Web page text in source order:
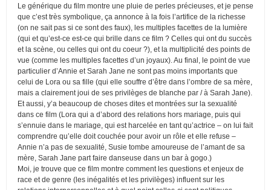
Le générique du film montre une pluie de perles précieuses, et je pense
que c’est très symbolique, ça annonce à la fois l’artifice de la richesse
(on ne sait pas si ce sont des faux), les multiples facettes de la lumière
(qui et qu’est-ce est-ce qui brille dans ce film ? Celles qui ont du succès
et la scène, ou celles qui ont du coeur ?), et la multiplicité des points de
vue (comme les multiples facettes d’un joyaux). Au final, le point de vue
particulier d’Annie et Sarah Jane ne sont pas moins importants que
celui de Lora ou sa fille (qui elle souffre d’être dans l’ombre de sa mère,
mais a clairement joui de ses privilèges de blanche par / à Sarah Jane).
Et aussi, y’a beaucoup de choses dites et montrées sur la sexualité
dans ce film (Lora qui a d’abord des relations hors mariage, puis qui
s’ennuie dans le mariage, qui est harcelée en tant qu’actrice – on lui fait
comprendre qu’elle doit couchée pour avoir un rôle et elle refuse –
Annie n’a pas de sexualité, Susie tombe amoureuse de l’amant de sa
mère, Sarah Jane part faire danseuse dans un bar à gogo.)
Moi, je trouve que ce film montre comment les questions et enjeux de
race et de genre (les inégalités et les privilèges) influent sur les